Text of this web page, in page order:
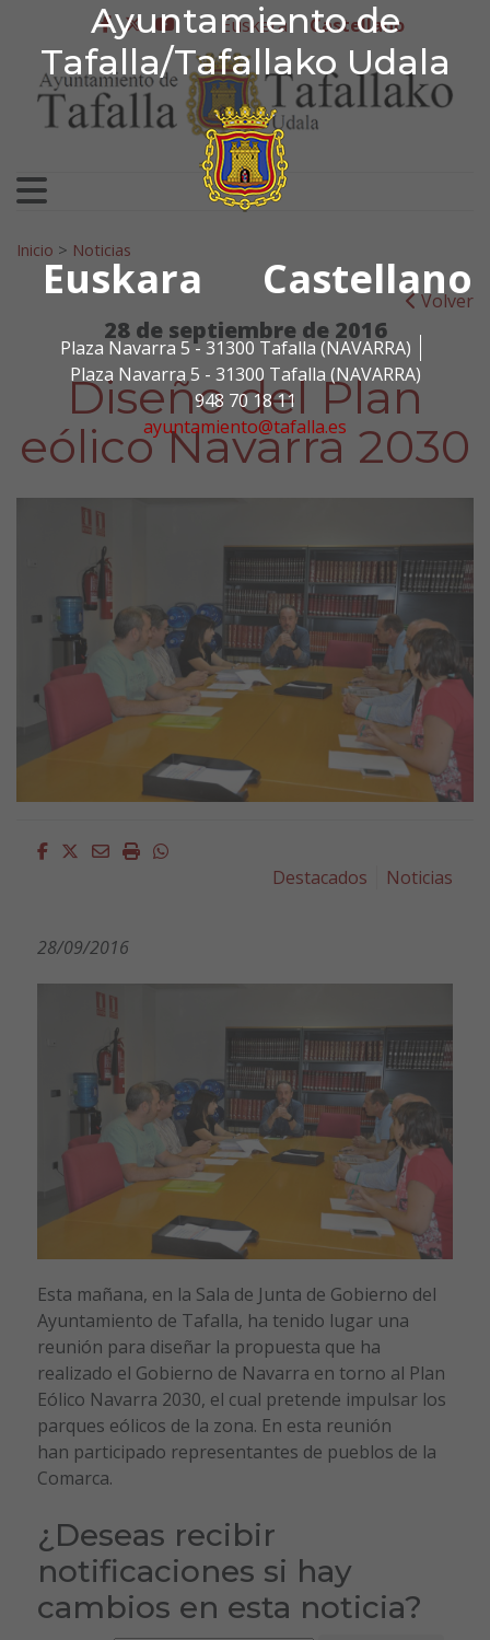
Ayuntamiento de
Tafalla/Tafallako Udala
Euskara Castellano
Plaza Navarra 5 - 31300 Tafalla (NAVARRA)
Plaza Navarra 5 - 31300 Tafalla (NAVARRA)
948 70 18 11
ayuntamiento@tafalla.es
Ir al contenido
Ayuntamiento de
facebook
twitter
youtube
Euskera Castellano
Search for:
Inicio > Noticias
Volver
28 de septiembre de 2016
Diseño del Plan
eólico Navarra 2030
Facebook
Twitter
EmailImprimirWhatsapp
Destacados
Noticias
28/09/2016
Esta mañana, en la Sala de Junta de Gobierno del
Ayuntamiento de Tafalla, ha tenido lugar una
reunión para diseñar la propuesta que ha
realizado el Gobierno de Navarra en torno al Plan
Eólico Navarra 2030, el cual pretende impulsar los
parques eólicos de la zona. En esta reunión
han participado representantes de pueblos de la
Comarca.
¿Deseas recibir
notificaciones si hay
cambios en esta noticia?